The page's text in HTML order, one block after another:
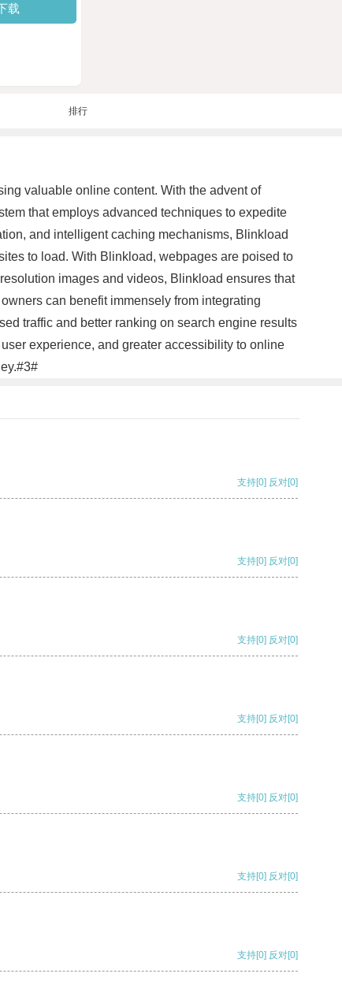
载
排行
valuable online content. With the advent of
that employs advanced techniques to expedite
and intelligent caching mechanisms, Blinkload
to load. With Blinkload, webpages are poised to
images and videos, Blinkload ensures that
can benefit immensely from integrating
traffic and better ranking on search engine results
experience, and greater accessibility to online
支持[0] 反对[0]
支持[0] 反对[0]
支持[0] 反对[0]
支持[0] 反对[0]
支持[0] 反对[0]
支持[0] 反对[0]
支持[0] 反对[0]